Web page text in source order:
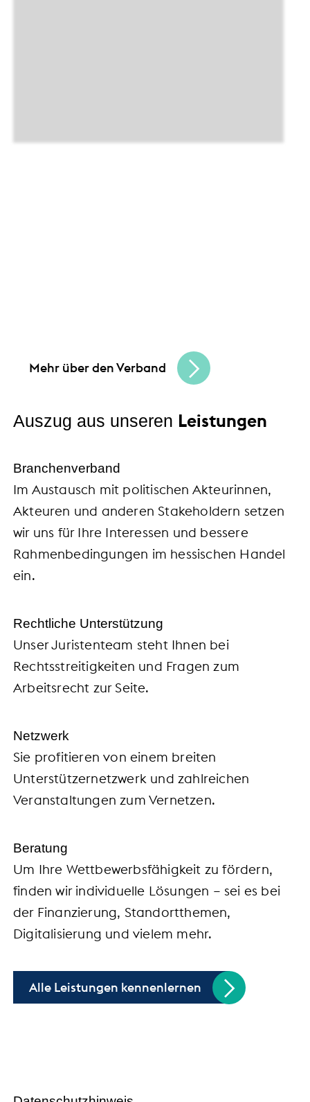
Mehr über den Verband
Auszug aus unseren Leistungen
Branchenverband
Im Austausch mit politischen Akteurinnen,
Akteuren und anderen Stakeholdern setzen
wir uns für Ihre Interessen und bessere
Rahmenbedingungen im hessischen Handel
ein.
Rechtliche Unterstützung
Unser Juristenteam steht Ihnen bei
Rechtsstreitigkeiten und Fragen zum
Arbeitsrecht zur Seite.
Netzwerk
Sie profitieren von einem breiten
Unterstützernetzwerk und zahlreichen
Veranstaltungen zum Vernetzen.
Beratung
Um Ihre Wettbewerbsfähigkeit zu fördern,
finden wir individuelle Lösungen – sei es bei
der Finanzierung, Standortthemen,
Digitalisierung und vielem mehr.
Alle Leistungen kennenlernen